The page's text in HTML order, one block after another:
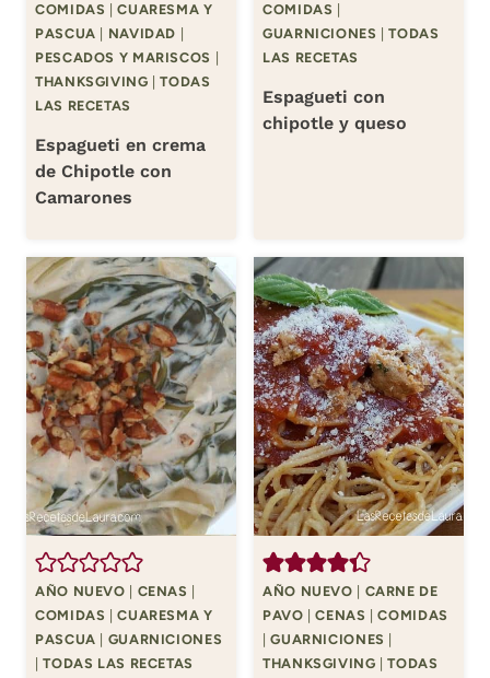
COMIDAS |CUARESMA Y
PASCUA
NAVIDAD
PESCADOS Y MARISCOS
THANKSGIVING |TODAS
LAS RECETAS
Espagueti en crema
de Chipotle con
Camarones
COMIDAS
GUARNICIONES
|TODAS
LAS RECETAS
Espagueti con
chipotle y queso
AÑO NUEVO CENAS
COMIDAS |CUARESMA Y
PASCUA
GUARNICIONES
|TODAS LAS RECETAS
AÑO NUEVO
CARNE DE
PAVO |CENAS |COMIDAS
|GUARNICIONES
THANKSGIVING |TODAS